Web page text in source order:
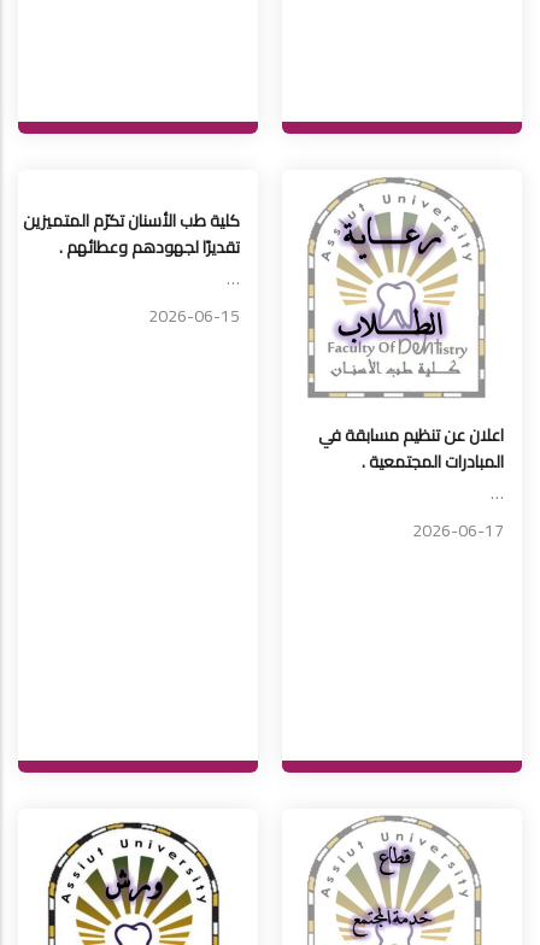
اعلان عن تنظيم مسابقة في
المبادرات المجتمعية .
…
2026-06-17
كلية طب الأسنان تكرّم المتميزين
تقديرًا لجهودهم وعطائهم .
…
2026-06-15